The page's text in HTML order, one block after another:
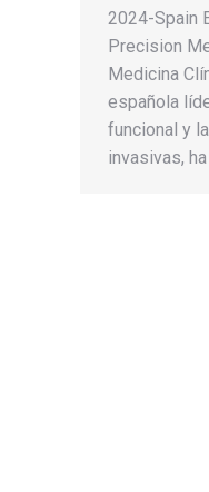
2024-Spain
Precision
Medicina
española
funcional y
invasivas,